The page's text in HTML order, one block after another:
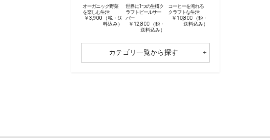
オーガニック野菜
を楽しむ生活
￥3,900 （税・送
料込み）
世界に1つの生樽ク
ラフトビールサー
バー
￥12,800 （税・
送料込み）
コーヒーを淹れる
クラフトな生活
￥10,800 （税・
送料込み）
カテゴリ一覧から探す